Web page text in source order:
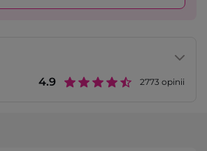
4.9 2773 opinii